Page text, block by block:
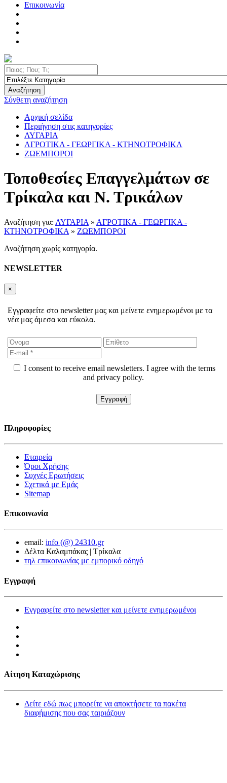
Επικοινωνία
Αναζήτηση
Σύνθετη αναζήτηση
Αρχική σελίδα
Περιήγηση στις κατηγορίες
ΛΥΓΑΡΙΑ
ΑΓΡΟΤΙΚΑ - ΓΕΩΡΓΙΚΑ - ΚΤΗΝΟΤΡΟΦΙΚΑ
ΖΩΕΜΠΟΡΟΙ
Τοποθεσίες Επαγγελμάτων σε
Τρίκαλα και Ν. Τρικάλων
Αναζήτηση για: ΛΥΓΑΡΙΑ » ΑΓΡΟΤΙΚΑ - ΓΕΩΡΓΙΚΑ -
ΚΤΗΝΟΤΡΟΦΙΚΑ » ΖΩΕΜΠΟΡΟΙ
Αναζήτηση χωρίς κατηγορία.
NEWSLETTER
×
Εγγραφείτε στο newsletter μας και μείνετε ενημερωμένοι με τα
νέα μας άμεσα και εύκολα.
I consent to receive email newsletters. I agree with the terms
and privacy policy.
Πληροφορίες
Εταιρεία
Όροι Χρήσης
Συχνές Ερωτήσεις
Σχετικά με Εμάς
Sitemap
Επικοινωνία
email: info (@) 24310.gr
Δέλτα Καλαμπάκας | Τρίκαλα
τηλ επικοινωνίας με εμπορικό οδηγό
Εγγραφή
Εγγραφείτε στο newsletter και μείνετε ενημερωμένοι
Αίτηση Καταχώρισης
Δείτε εδώ πως μπορείτε να αποκτήσετε τα πακέτα
διαφήμισης που σας ταιριάζουν